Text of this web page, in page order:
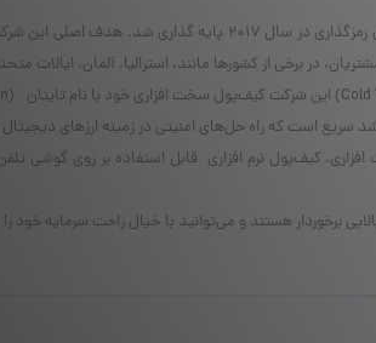
شرکت الیپال توسط دو فرد متخصص در زمینه فناوری
در برخی از کشورها مانند، استرالیا، آلمان، ایالات
است که راه حل‌های امنیتی در زمینه ارزهای دیجیتال
کیف‌پول نرم افزاری قابل استفاده بر روی گوشی تلفن
برخوردار هستند و می‌توانید با خیال راحت سرمایه خود